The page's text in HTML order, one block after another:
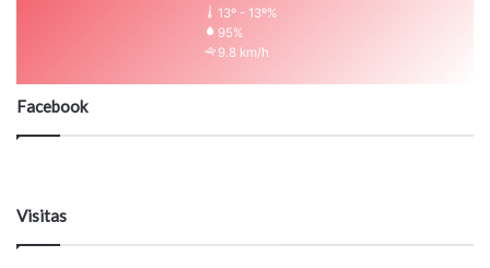
13º - 13º%
95%
9.8 km/h
Facebook
Visitas